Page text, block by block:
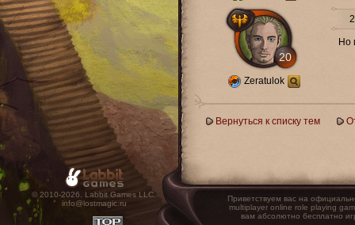
20
Zeratulok
Но
Вернуться к списку тем
© 2010-2026. Labbit Games LLC.
info@lostmagic.ru
Приветствуем вас на
multiplayer online role playing
вам абсолютно бесплатно